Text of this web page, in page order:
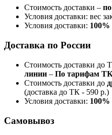
Стоимость доставки –
Условия доставки: вес
Условия доставки: 100%
Доставка по России
Стоимость доставки до
линии – По тарифам
Стоимость доставки до
(доставка до ТК - 590 р.)
Условия доставки: 100%
Самовывоз